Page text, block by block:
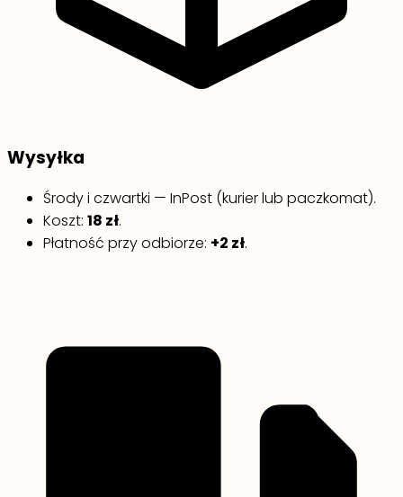
Wysyłka
Środy i czwartki — InPost (kurier lub paczkomat).
Koszt: 18 zł.
Płatność przy odbiorze: +2 zł.